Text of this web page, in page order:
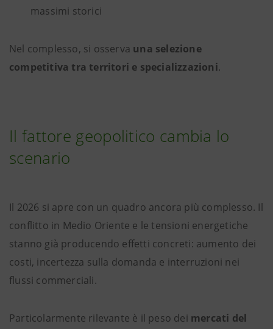
massimi storici
Nel complesso, si osserva una selezione
competitiva tra territori e specializzazioni.
Il fattore geopolitico cambia lo
scenario
Il 2026 si apre con un quadro ancora più complesso. Il
conflitto in Medio Oriente e le tensioni energetiche
stanno già producendo effetti concreti: aumento dei
costi, incertezza sulla domanda e interruzioni nei
flussi commerciali.
Particolarmente rilevante è il peso dei mercati del